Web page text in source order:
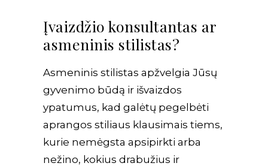
Krepšelis
Įvaizdžio konsultantas ar
asmeninis stilistas?
Asmeninis stilistas apžvelgia Jūsų
gyvenimo būdą ir išvaizdos
ypatumus, kad galėtų pegelbėti
aprangos stiliaus klausimais tiems,
kurie nemėgsta apsipirkti arba
nežino, kokius drabužius ir